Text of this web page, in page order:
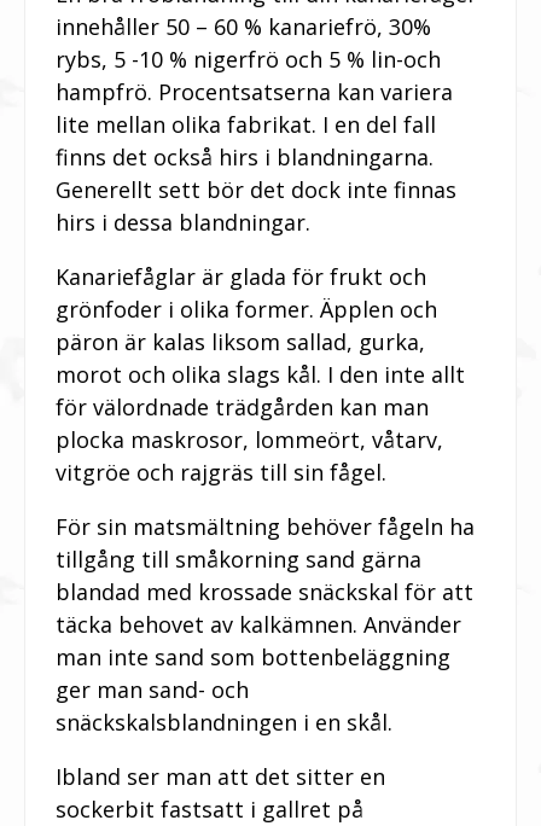
innehåller 50 – 60 % kanariefrö, 30%
rybs, 5 -10 % nigerfrö och 5 % lin-och
hampfrö. Procentsatserna kan variera
lite mellan olika fabrikat. I en del fall
finns det också hirs i blandningarna.
Generellt sett bör det dock inte finnas
hirs i dessa blandningar.
Kanariefåglar är glada för frukt och
grönfoder i olika former. Äpplen och
päron är kalas liksom sallad, gurka,
morot och olika slags kål. I den inte allt
för välordnade trädgården kan man
plocka maskrosor, lommeört, våtarv,
vitgröe och rajgräs till sin fågel.
För sin matsmältning behöver fågeln ha
tillgång till småkorning sand gärna
blandad med krossade snäckskal för att
täcka behovet av kalkämnen. Använder
man inte sand som bottenbeläggning
ger man sand- och
snäckskalsblandningen i en skål.
Ibland ser man att det sitter en
sockerbit fastsatt i gallret på